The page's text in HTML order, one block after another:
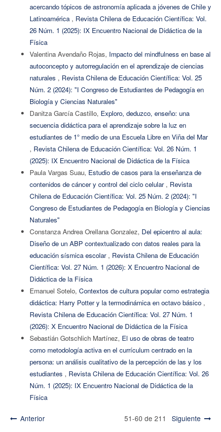
acercando tópicos de astronomía aplicada a jóvenes de Chile y
Latinoamérica , Revista Chilena de Educación Científica: Vol.
26 Núm. 1 (2025): IX Encuentro Nacional de Didáctica de la
Física
Valentina Avendaño Rojas, Impacto del mindfulness en base al
autoconcepto y autorregulación en el aprendizaje de ciencias
naturales , Revista Chilena de Educación Científica: Vol. 25
Núm. 2 (2024): "I Congreso de Estudiantes de Pedagogía en
Biología y Ciencias Naturales"
Danitza García Castillo, Exploro, deduzco, enseño: una
secuencia didáctica para el aprendizaje sobre la luz en
estudiantes de 1° medio de una Escuela Libre en Viña del Mar
, Revista Chilena de Educación Científica: Vol. 26 Núm. 1
(2025): IX Encuentro Nacional de Didáctica de la Física
Paula Vargas Suau, Estudio de casos para la enseñanza de
contenidos de cáncer y control del ciclo celular , Revista
Chilena de Educación Científica: Vol. 25 Núm. 2 (2024): "I
Congreso de Estudiantes de Pedagogía en Biología y Ciencias
Naturales"
Constanza Andrea Orellana Gonzalez, Del epicentro al aula:
Diseño de un ABP contextualizado con datos reales para la
educación sísmica escolar , Revista Chilena de Educación
Científica: Vol. 27 Núm. 1 (2026): X Encuentro Nacional de
Didáctica de la Física
Emanuel Sotelo, Contextos de cultura popular como estrategia
didáctica: Harry Potter y la termodinámica en octavo básico ,
Revista Chilena de Educación Científica: Vol. 27 Núm. 1
(2026): X Encuentro Nacional de Didáctica de la Física
Sebastián Gotschlich Martínez, El uso de obras de teatro
como metodología activa en el currículum centrado en la
persona: un análisis cualitativo de la percepción de las y los
estudiantes , Revista Chilena de Educación Científica: Vol. 26
Núm. 1 (2025): IX Encuentro Nacional de Didáctica de la
Física
Anterior 51-60 de 211 Siguiente